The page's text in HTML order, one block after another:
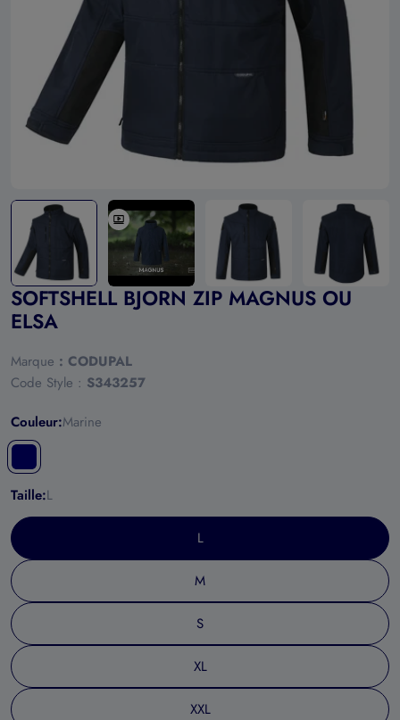
Ouvrir le média 0 en mode modal
SOFTSHELL BJORN ZIP MAGNUS OU
ELSA
Marque : CODUPAL
Code Style : S343257
Couleur:Marine
Taille:L
L
M
S
XL
XXL